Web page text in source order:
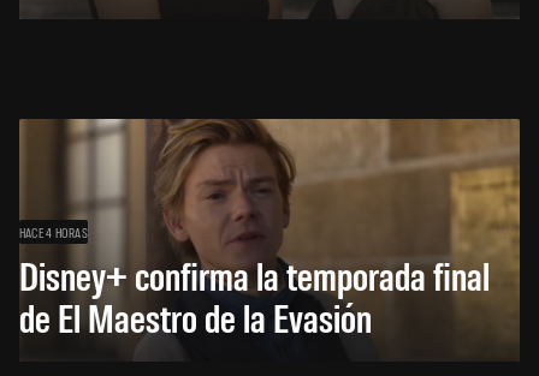
HACE 4 HORAS
Disney+ confirma la temporada final
de El Maestro de la Evasión